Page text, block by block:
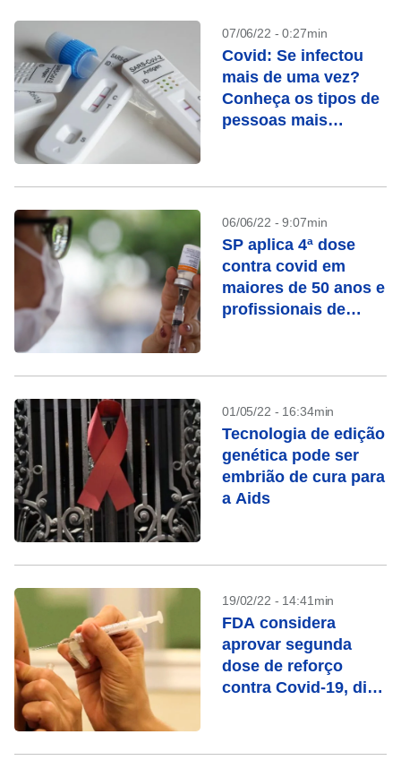
07/06/22 - 0:27min
Covid: Se infectou
mais de uma vez?
Conheça os tipos de
pessoas mais
06/06/22 - 9:07min
SP aplica 4ª dose
contra covid em
maiores de 50 anos e
profissionais de
01/05/22 - 16:34min
Tecnologia de edição
genética pode ser
embrião de cura para
a Aids
19/02/22 - 14:41min
FDA considera
aprovar segunda
dose de reforço
contra Covid-19, diz